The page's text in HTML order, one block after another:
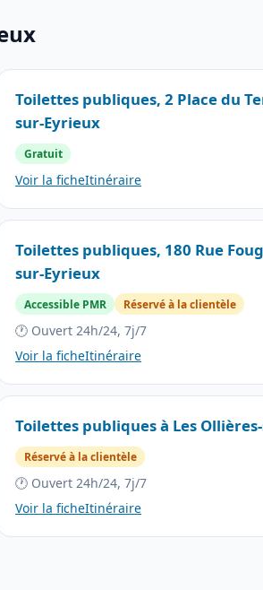
Toilettes publiques, 2 Place du
sur-Eyrieux
Gratuit
Voir la ficheItinéraire
Toilettes publiques, 180 Rue
sur-Eyrieux
Accessible PMR Réservé à la clientèle
🕐 Ouvert 24h/24, 7j/7
Voir la ficheItinéraire
Toilettes publiques à Les
Réservé à la clientèle
🕐 Ouvert 24h/24, 7j/7
Voir la ficheItinéraire